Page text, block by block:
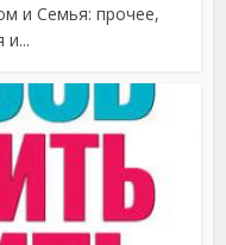
и Семья: прочее,
и...